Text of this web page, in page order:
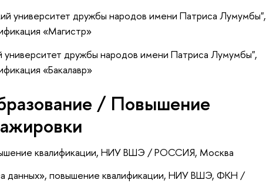
университет дружбы народов имени Патриса Лумумбы",
«Магистр»
университет дружбы народов имени Патриса Лумумбы",
«Бакалавр»
/ Повышение
квалификации, НИУ ВШЭ / РОССИЯ, Москва
данных», повышение квалификации, НИУ ВШЭ, ФКН /